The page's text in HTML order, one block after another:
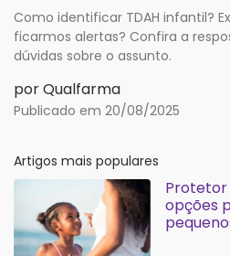
Como identificar TDAH infantil?
ficarmos alertas? Confira a
dúvidas sobre o assunto.
por Qualfarma
Publicado em 20/08/2025
Artigos mais populares
Protetor
opções